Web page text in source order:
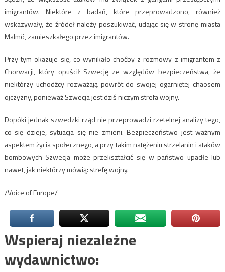
imigrantów. Niektóre z badań, które przeprowadzono, również
wskazywały, że źródeł należy poszukiwać, udając się w stronę miasta
Malmö, zamieszkałego przez imigrantów.
Przy tym okazuje się, co wynikało choćby z rozmowy z imigrantem z
Chorwacji, który opuścił Szwecję ze względów bezpieczeństwa, że
niektórzy uchodźcy rozważają powrót do swojej ogarniętej chaosem
ojczyzny, ponieważ Szwecja jest dziś niczym strefa wojny.
Dopóki jednak szwedzki rząd nie przeprowadzi rzetelnej analizy tego,
co się dzieje, sytuacja się nie zmieni. Bezpieczeństwo jest ważnym
aspektem życia społecznego, a przy takim natężeniu strzelanin i ataków
bombowych Szwecja może przekształcić się w państwo upadłe lub
nawet, jak niektórzy mówią: strefę wojny.
/Voice of Europe/
Wspieraj niezależne
wydawnictwo: